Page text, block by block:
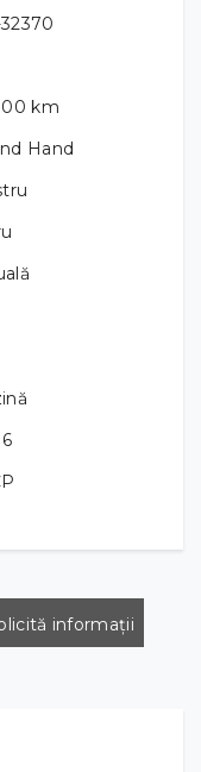
km
Hand
informații